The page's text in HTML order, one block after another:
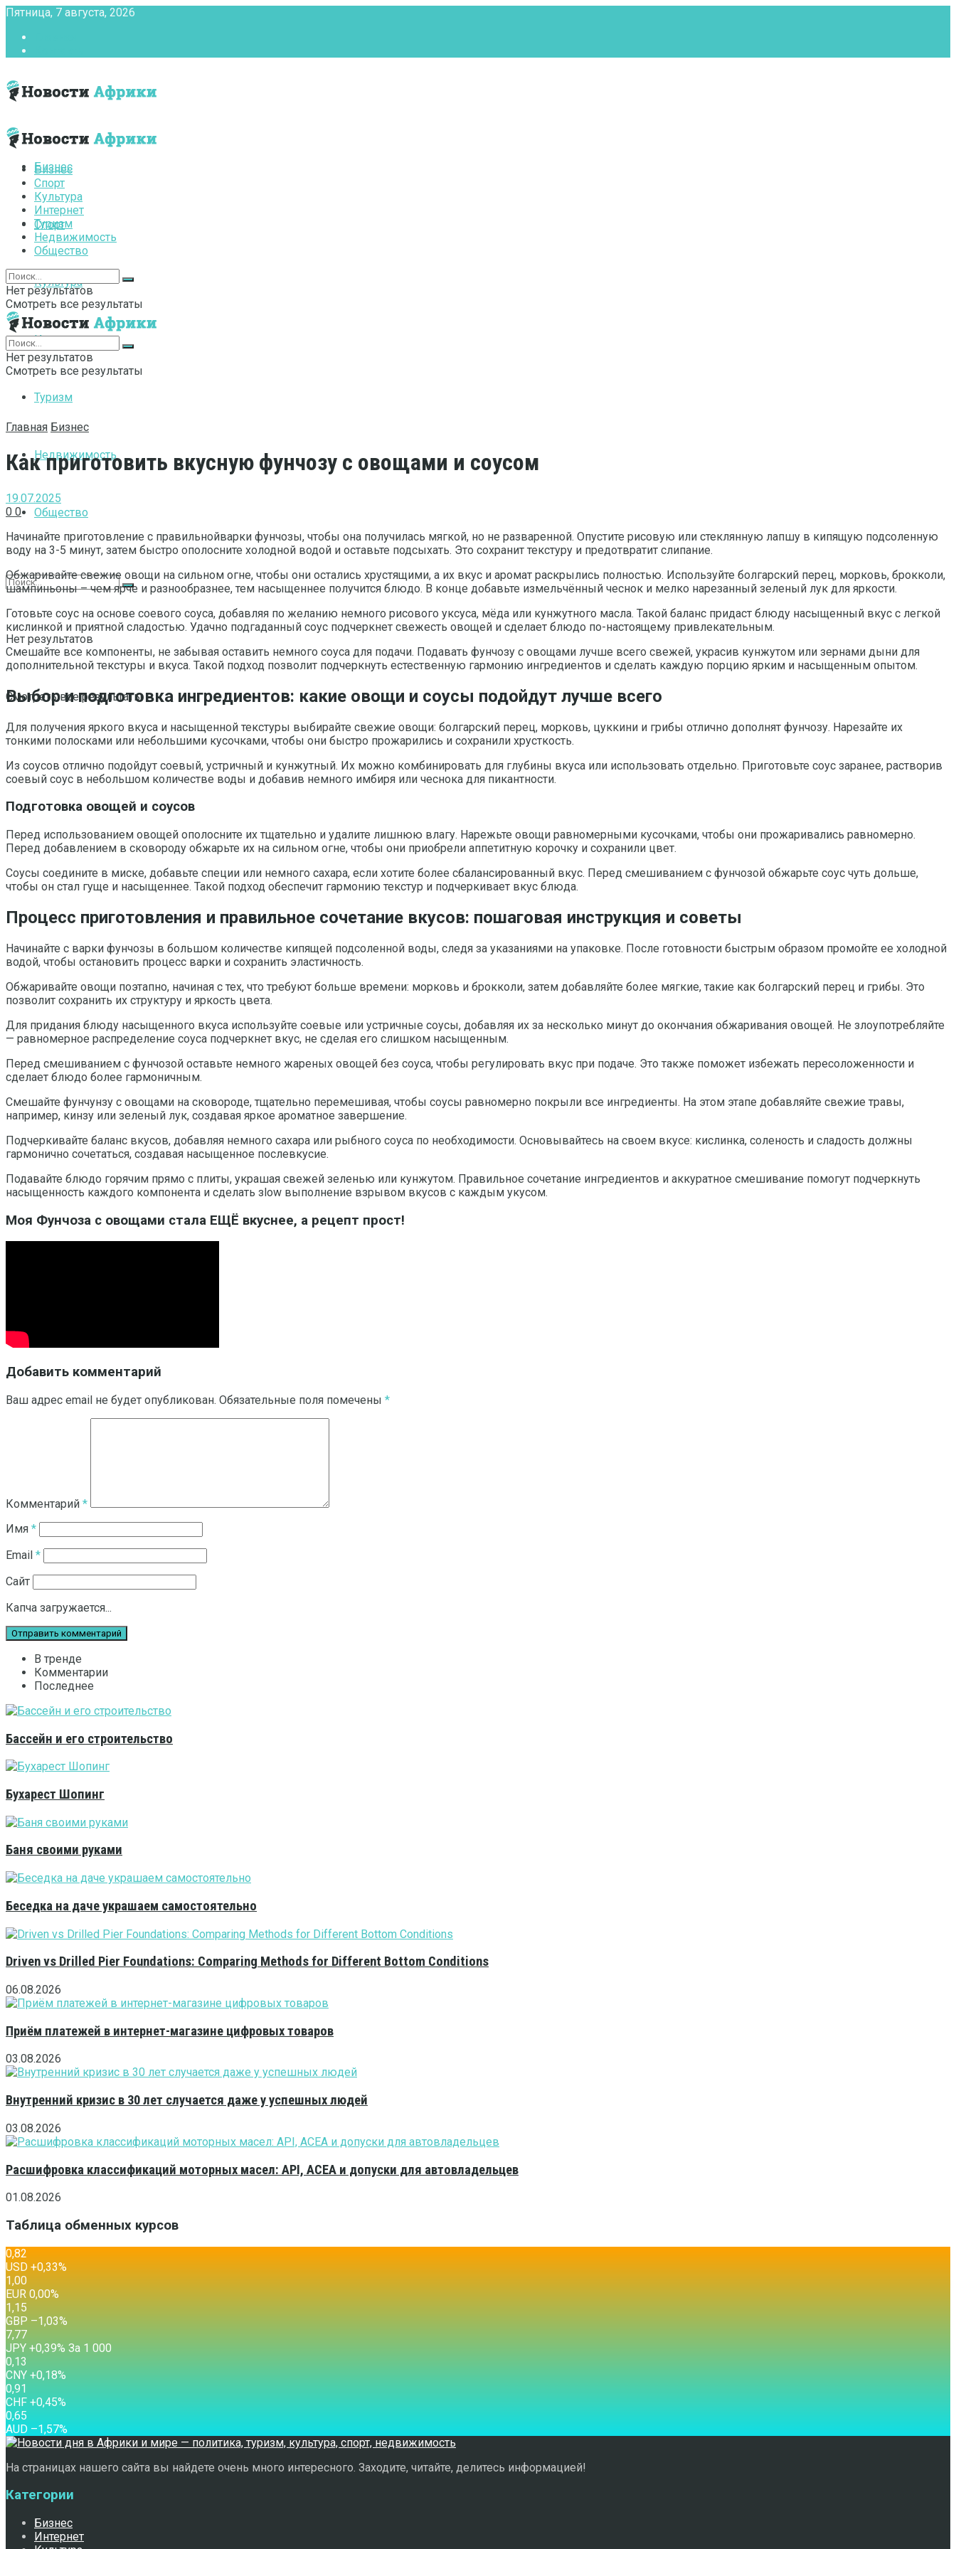
Пятница, 7 августа, 2026
Бизнес
Спорт
Культура
Интернет
Туризм
Недвижимость
Общество
Нет результатов
Смотреть все результаты
Бизнес
Спорт
Культура
Интернет
Туризм
Недвижимость
Общество
Нет результатов
Смотреть все результаты
Нет результатов
Смотреть все результаты
Главная Бизнес
Как приготовить вкусную фунчозу с овощами и соусом
19.07.2025
0 0
Начинайте приготовление с правильнойварки фунчозы, чтобы она получилась мягкой, но не разваренной. Опустите рисовую или стеклянную лапшу в кипящую подсоленную
воду на 3-5 минут, затем быстро ополосните холодной водой и оставьте подсыхать. Это сохранит текстуру и предотвратит слипание.
Обжаривайте свежие овощи на сильном огне, чтобы они остались хрустящими, а их вкус и аромат раскрылись полностью. Используйте болгарский перец, морковь, брокколи,
шампиньоны – чем ярче и разнообразнее, тем насыщеннее получится блюдо. В конце добавьте измельчённый чеснок и мелко нарезанный зеленый лук для яркости.
Готовьте соус на основе соевого соуса, добавляя по желанию немного рисового уксуса, мёда или кунжутного масла. Такой баланс придаст блюду насыщенный вкус с легкой
кислинкой и приятной сладостью. Удачно подгаданный соус подчеркнет свежесть овощей и сделает блюдо по-настоящему привлекательным.
Смешайте все компоненты, не забывая оставить немного соуса для подачи. Подавать фунчозу с овощами лучше всего свежей, украсив кунжутом или зернами дыни для
дополнительной текстуры и вкуса. Такой подход позволит подчеркнуть естественную гармонию ингредиентов и сделать каждую порцию ярким и насыщенным опытом.
Выбор и подготовка ингредиентов: какие овощи и соусы подойдут лучше всего
Для получения яркого вкуса и насыщенной текстуры выбирайте свежие овощи: болгарский перец, морковь, цуккини и грибы отлично дополнят фунчозу. Нарезайте их
тонкими полосками или небольшими кусочками, чтобы они быстро прожарились и сохранили хрусткость.
Из соусов отлично подойдут соевый, устричный и кунжутный. Их можно комбинировать для глубины вкуса или использовать отдельно. Приготовьте соус заранее, растворив
соевый соус в небольшом количестве воды и добавив немного имбиря или чеснока для пикантности.
Подготовка овощей и соусов
Перед использованием овощей ополосните их тщательно и удалите лишнюю влагу. Нарежьте овощи равномерными кусочками, чтобы они прожаривались равномерно.
Перед добавлением в сковороду обжарьте их на сильном огне, чтобы они приобрели аппетитную корочку и сохранили цвет.
Соусы соедините в миске, добавьте специи или немного сахара, если хотите более сбалансированный вкус. Перед смешиванием с фунчозой обжарьте соус чуть дольше,
чтобы он стал гуще и насыщеннее. Такой подход обеспечит гармонию текстур и подчеркивает вкус блюда.
Процесс приготовления и правильное сочетание вкусов: пошаговая инструкция и советы
Начинайте с варки фунчозы в большом количестве кипящей подсоленной воды, следя за указаниями на упаковке. После готовности быстрым образом промойте ее холодной
водой, чтобы остановить процесс варки и сохранить эластичность.
Обжаривайте овощи поэтапно, начиная с тех, что требуют больше времени: морковь и брокколи, затем добавляйте более мягкие, такие как болгарский перец и грибы. Это
позволит сохранить их структуру и яркость цвета.
Для придания блюду насыщенного вкуса используйте соевые или устричные соусы, добавляя их за несколько минут до окончания обжаривания овощей. Не злоупотребляйте
— равномерное распределение соуса подчеркнет вкус, не сделая его слишком насыщенным.
Перед смешиванием с фунчозой оставьте немного жареных овощей без соуса, чтобы регулировать вкус при подаче. Это также поможет избежать пересоложенности и
сделает блюдо более гармоничным.
Смешайте фунчунзу с овощами на сковороде, тщательно перемешивая, чтобы соусы равномерно покрыли все ингредиенты. На этом этапе добавляйте свежие травы,
например, кинзу или зеленый лук, создавая яркое ароматное завершение.
Подчеркивайте баланс вкусов, добавляя немного сахара или рыбного соуса по необходимости. Основывайтесь на своем вкусе: кислинка, соленость и сладость должны
гармонично сочетаться, создавая насыщенное послевкусие.
Подавайте блюдо горячим прямо с плиты, украшая свежей зеленью или кунжутом. Правильное сочетание ингредиентов и аккуратное смешивание помогут подчеркнуть
насыщенность каждого компонента и сделать зlow выполнение взрывом вкусов с каждым укусом.
Моя Фунчоза с овощами стала ЕЩЁ вкуснее, а рецепт прост!
Добавить комментарий
Ваш адрес email не будет опубликован. Обязательные поля помечены *
Комментарий *
Имя *
Email *
Сайт
Капча загружается...
В тренде
Комментарии
Последнее
Бассейн и его строительство
Бухарест Шопинг
Баня своими руками
Беседка на даче украшаем самостоятельно
Driven vs Drilled Pier Foundations: Comparing Methods for Different Bottom Conditions
06.08.2026
Приём платежей в интернет-магазине цифровых товаров
03.08.2026
Внутренний кризис в 30 лет случается даже у успешных людей
03.08.2026
Расшифровка классификаций моторных масел: API, ACEA и допуски для автовладельцев
01.08.2026
Таблица обменных курсов
0,82
USD +0,33%
1,00
EUR 0,00%
1,15
GBP –1,03%
7,77
JPY +0,39% За 1 000
0,13
CNY +0,18%
0,91
CHF +0,45%
0,65
AUD –1,57%
На страницах нашего сайта вы найдете очень много интересного. Заходите, читайте, делитесь информацией!
Категории
Бизнес
Интернет